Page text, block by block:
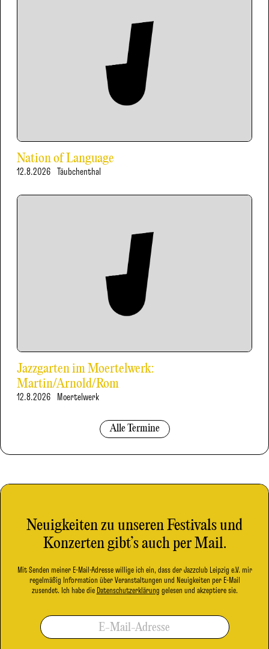
Nation of Language
12.8.2026 Täubchenthal
Jazzgarten im Moertelwerk:
Martin/Arnold/Rom
12.8.2026 Moertelwerk
Alle Termine
Neuigkeiten zu unseren Festivals und
Konzerten gibt’s auch per Mail.
Mit Senden meiner E-Mail-Adresse willige ich ein, dass der Jazzclub Leipzig e.V. mir
regelmäßig Information über Veranstaltungen und Neuigkeiten per E-Mail
zusendet. Ich habe die Datenschutzerklärung gelesen und akzeptiere sie.
E-Mail-Adresse